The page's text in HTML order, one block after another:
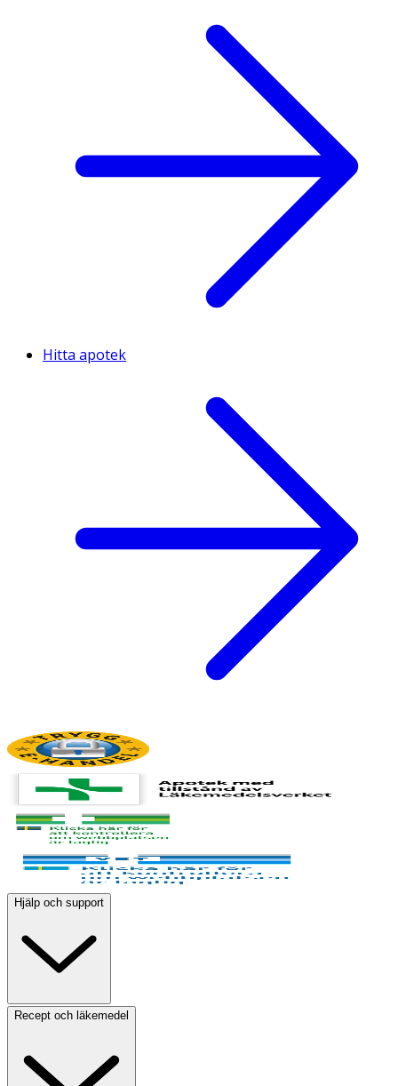
Hitta apotek
Hjälp och support
Recept och läkemedel